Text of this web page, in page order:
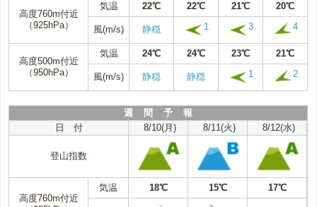
高度760m付近
（925hPa）
気温 22℃ 22℃ 21℃ 20℃
風(m/s) 静穏 1 3 4
高度500m付近
（950hPa）
気温 24℃ 24℃ 23℃ 21℃
風(m/s) 静穏 静穏 1 2
週 間 予 報
日 付
8/10(月) 8/11(火) 8/12(水)
登山指数
高度760m付近
気温 18℃ 15℃ 17℃